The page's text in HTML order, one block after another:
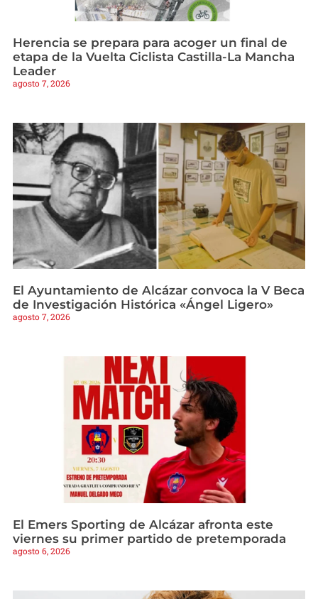
Herencia se prepara para acoger un final de
etapa de la Vuelta Ciclista Castilla-La Mancha
Leader
agosto 7, 2026
El Ayuntamiento de Alcázar convoca la V Beca
de Investigación Histórica «Ángel Ligero»
agosto 7, 2026
El Emers Sporting de Alcázar afronta este
viernes su primer partido de pretemporada
agosto 6, 2026